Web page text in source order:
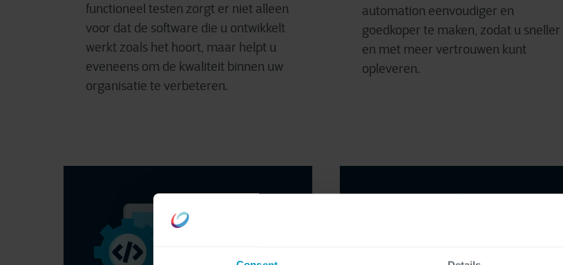
functioneel testen zorgt er niet alleen
voor dat de software die u ontwikkelt
werkt zoals het hoort, maar helpt u
eveneens om de kwaliteit binnen uw
organisatie te verbeteren.
automation eenvoudiger en
goedkoper te maken, zodat u sneller
en met meer vertrouwen kunt
opleveren.